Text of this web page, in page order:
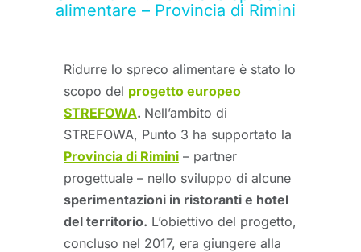
alimentare – Provincia di Rimini
Ridurre lo spreco alimentare è stato lo
scopo del progetto europeo
STREFOWA. Nell’ambito di
STREFOWA, Punto 3 ha supportato la
Provincia di Rimini – partner
progettuale – nello sviluppo di alcune
sperimentazioni in ristoranti e hotel
del territorio. L’obiettivo del progetto,
concluso nel 2017, era giungere alla